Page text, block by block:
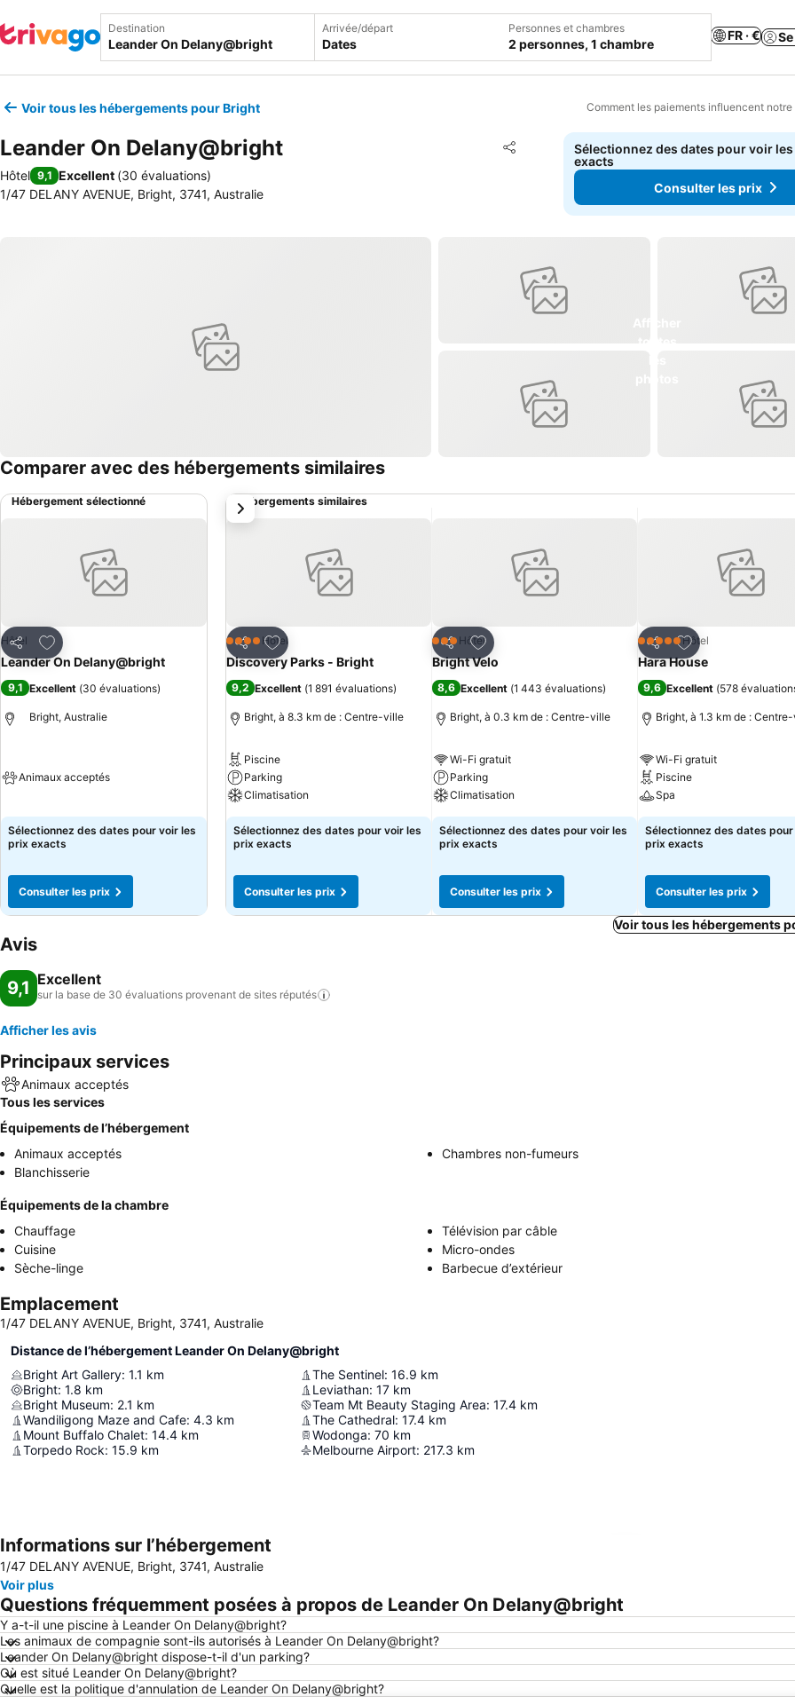
Destination Arrivée/départ
Dates
Personnes et chambres
2 personnes, 1 chambre
FR · €
Voir tous les hébergements pour Bright Comment les paiements influencent
Leander On Delany@bright Partager
Ajouter à mes favoris
Hôtel 9,1 Excellent (30 évaluations)
1/47 DELANY AVENUE, Bright, 3741, Australie
Sélectionnez des dates pour voir
exacts
Consulter les prix
Comparer avec des hébergements similaires
Hébergement sélectionné
Partager
Ajouter à mes favoris
Hôtel
Leander On Delany@bright
9,1 Excellent (30 évaluations)
Bright, Australie
Animaux acceptés
Sélectionnez des dates pour voir les
prix exacts
Consulter les prix
Hébergements similaires
Partager
Ajouter à mes favoris
4 ÉtoilesHôtel
Discovery Parks - Bright
9,2 Excellent (1 891 évaluations)
Bright, à 8.3 km de : Centre-ville
Piscine
Parking
Climatisation
Sélectionnez des dates pour voir les
prix exacts
Consulter les prix
Partager
Ajouter à mes favoris
3 ÉtoilesHôtel
Bright Velo
8,6 Excellent (1 443 évaluations)
Bright, à 0.3 km de : Centre-ville
Wi-Fi gratuit
Parking
Climatisation
Sélectionnez des dates pour voir les
prix exacts
Consulter les prix
Partager
Ajouter à mes
5 Étoiles Hôtel
Hara House
9,6 Excellent (578
Bright, à 1.3 km de :
Wi-Fi gratuit
Piscine
Spa
Sélectionnez des dates pour
prix exacts
Consulter les prix
suivant
Voir tous les hébergements
Avis
9,1 Excellent
sur la base de 30 évaluations provenant de sites réputés
Afficher les avis
Principaux services
Animaux acceptés
Tous les services
Équipements de l’hébergement
Animaux acceptés
Chambres non-fumeurs
Blanchisserie
Équipements de la chambre
Chauffage
Télévision par câble
Cuisine
Micro-ondes
Sèche-linge
Barbecue d’extérieur
Emplacement
1/47 DELANY AVENUE, Bright, 3741, Australie
Distance de l’hébergement Leander On Delany@bright
Bright Art Gallery: 1.1 km
Bright: 1.8 km
Bright Museum: 2.1 km
Wandiligong Maze and Cafe: 4.3 km
Mount Buffalo Chalet: 14.4 km
Torpedo Rock: 15.9 km
The Sentinel: 16.9 km
Leviathan: 17 km
Team Mt Beauty Staging Area: 17.4 km
The Cathedral: 17.4 km
Wodonga: 70 km
Melbourne Airport: 217.3 km
Informations sur l’hébergement
1/47 DELANY AVENUE, Bright, 3741, Australie
Voir plus
Questions fréquemment posées à propos de Leander On Delany@bright
Y a-t-il une piscine à Leander On Delany@bright?
Les animaux de compagnie sont-ils autorisés à Leander On Delany@bright?
Leander On Delany@bright dispose-t-il d'un parking?
Où est situé Leander On Delany@bright?
Quelle est la politique d'annulation de Leander On Delany@bright?